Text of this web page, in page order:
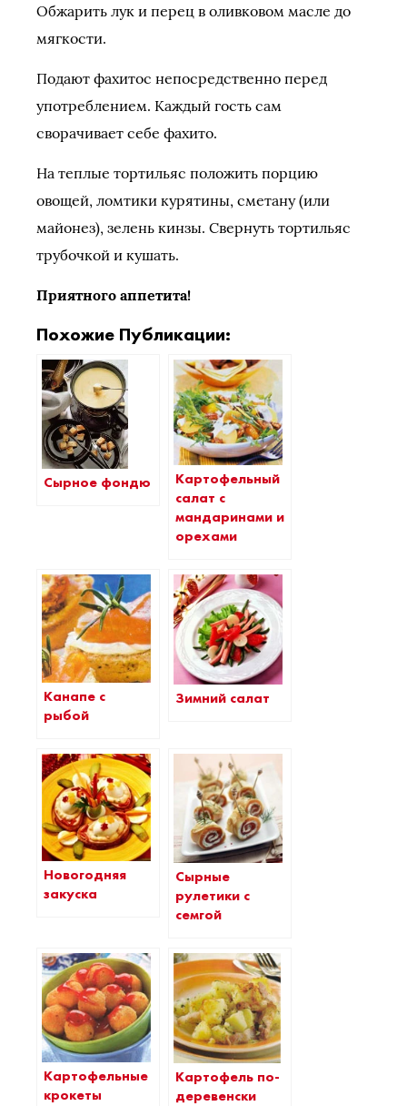
Обжарить лук и перец в оливковом масле до
мягкости.
Подают фахитос непосредственно перед
употреблением. Каждый гость сам
сворачивает себе фахито.
На теплые тортильяс положить порцию
овощей, ломтики курятины, сметану (или
майонез), зелень кинзы. Свернуть тортильяс
трубочкой и кушать.
Приятного аппетита!
Похожие Публикации:
Сырное фондю
Картофельный
салат с
мандаринами и
орехами
Канапе с
рыбой
Зимний салат
Новогодняя
закуска
Сырные
рулетики с
семгой
Картофельные
крокеты
Картофель по-
деревенски